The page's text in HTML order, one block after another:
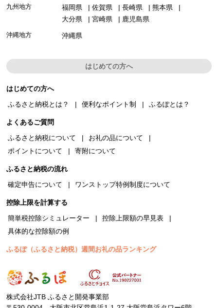
九州地方 福岡県 佐賀県 長崎県
熊本県
大分県
宮崎県 鹿児島県
沖縄地方 沖縄県
はじめての方へ
はじめての方へ
ふるさと納税とは？
便利なポイント制 ふるぽとは？
よくあるご質問
ふるさと納税について
お礼の品について
ポイントについて
寄附について
ふるさと納税の流れ
確定申告について
ワンストップ特例制度について
控除上限を計算する
簡単税控除シミュレーター
控除上限額の早見表
具体的な控除額の例
ふるぽ（ふるさと納税）週間お礼の品ランキング
株式会社JTB ふるさと開発事業部